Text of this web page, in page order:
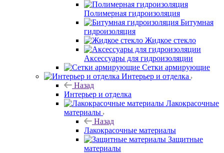
Полимерная гидроизоляция
Битумная
гидроизоляция
Жидкое стекло
Аксессуары для гидроизоляции
Сетки армирующие
Интерьер и отделка
Назад
Интерьер и отделка
Лакокрасочные
материалы
Назад
Лакокрасочные материалы
Защитные
материалы